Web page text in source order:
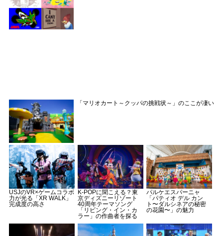
「マリオカート～クッパの挑戦状～」のここが凄い
USJのVR×ゲームコラボ
力が光る「XR WALK」
完成度の高さ
K-POPに聞こえる？東
京ディズニーリゾート
40周年テーマソング
「リビング・イン・カ
ラー」の作曲者を探る
パルケエスパーニャ
「パティオ デル カン
ト〜ダルシネアの秘密
の花園〜」の魅力